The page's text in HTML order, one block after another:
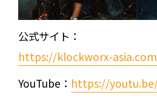
公式サイト：
https://klockworx-
YouTube： https://